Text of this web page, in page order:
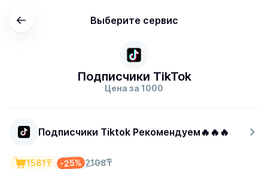
Выберите сервис
Подписчики TikTok
Цена за 1000
Подписчики Tiktok Рекомендуем🔥🔥🔥
2108₸
-25%
1581₸